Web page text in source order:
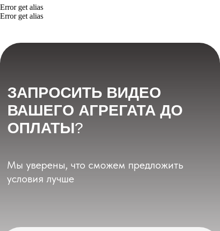
Error get alias
Error get alias